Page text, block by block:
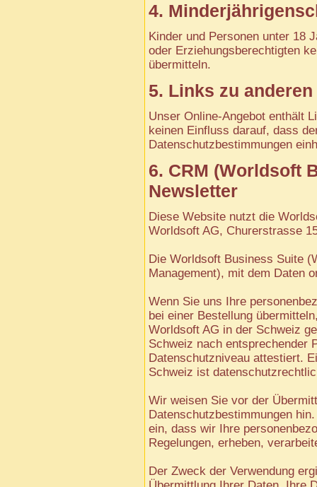
4.
Kinder und Personen unter 18
oder Erziehungsberechtigten
übermitteln.
5. Links zu
Unser Online-Angebot enthält
keinen Einfluss darauf, dass
Datenschutzbestimmungen
6. CRM (Worldsoft
Newsletter
Diese Website nutzt die
Worldsoft AG, Churerstrasse
Die Worldsoft Business Suite
Management), mit dem Daten
Wenn Sie uns Ihre
bei einer Bestellung
Worldsoft AG in der Schweiz
Schweiz nach entsprechender
Datenschutzniveau attestiert.
Schweiz ist
Wir weisen Sie vor der
Datenschutzbestimmungen
ein, dass wir Ihre
Regelungen, erheben,
Der Zweck der Verwendung